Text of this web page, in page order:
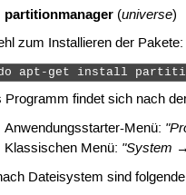
partitionmanager(universe)
zum Installieren der Pakete:
apt-get install
Programm findet sich nach
Anwendungsstarter-Menü:
Klassischen Menü: "System
Dateisystem sind